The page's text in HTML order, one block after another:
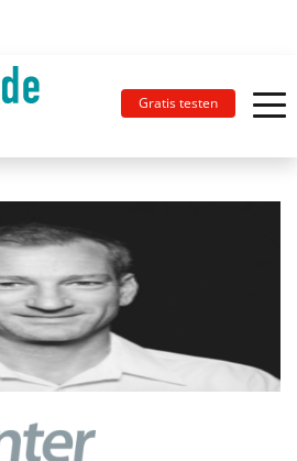
Gratis testen